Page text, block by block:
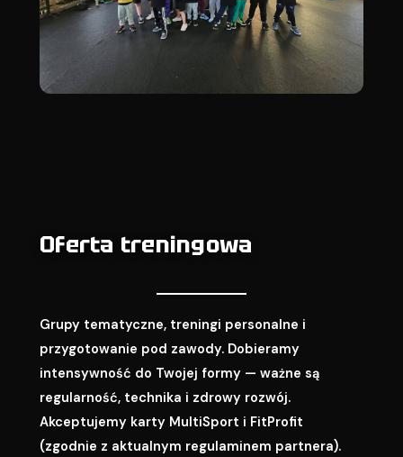
Oferta treningowa
Grupy tematyczne, treningi personalne i
przygotowanie pod zawody. Dobieramy
intensywność do Twojej formy — ważne są
regularność, technika i zdrowy rozwój.
Akceptujemy karty MultiSport i FitProfit
(zgodnie z aktualnym regulaminem partnera).